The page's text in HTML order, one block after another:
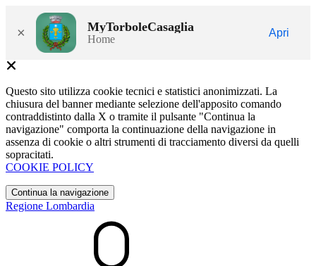
× MyTorboleCasaglia
Home
Apri
Questo sito utilizza cookie tecnici e statistici anonimizzati. La
chiusura del banner mediante selezione dell'apposito comando
contraddistinto dalla X o tramite il pulsante "Continua la
navigazione" comporta la continuazione della navigazione in
assenza di cookie o altri strumenti di tracciamento diversi da quelli
sopracitati.
COOKIE POLICY
Continua la navigazione
Regione Lombardia